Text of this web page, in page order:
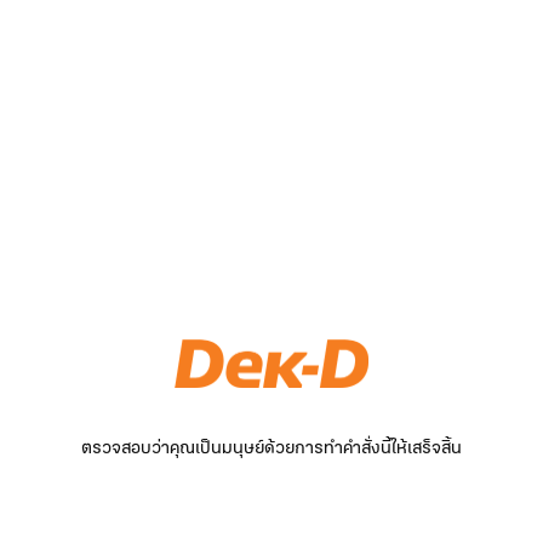
ตรวจสอบว่าคุณเป็นมนุษย์ด้วยการทำคำสั่งนี้ให้เสร็จสิ้น